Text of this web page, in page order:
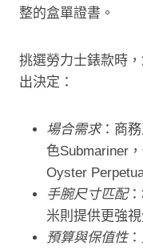
整的盒單證書。
挑選勞力士錶款時
出決定：
場合需求：商
色Submariner
Oyster
手腕尺寸匹配
米則提供更強
預算與保值性